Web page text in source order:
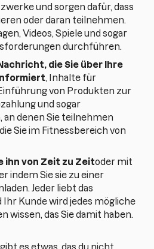
und sorgen dafür, dass
oder daran teilnehmen.
Videos, Spiele und sogar
durchführen.
die Sie über Ihre
, Inhalte für
von Produkten zur
und sogar
an denen Sie teilnehmen
Sie im Fitnessbereich von
ihn von Zeit zu Zeitoder mit
indem Sie sie zu einer
Jeder liebt das
Kunde wird jedes mögliche
wissen, das Sie damit haben.